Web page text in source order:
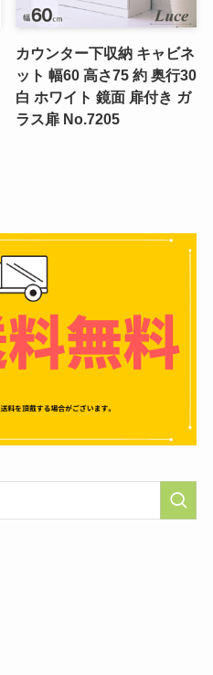
カウンター下収納 キャビネ
ット 幅60 高さ75 約 奥行30
白 ホワイト 鏡面 扉付き ガ
ラス扉 No.7205